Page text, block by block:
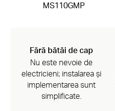
MS110GMP
Fără bătăi de cap
Nu este nevoie de
electricieni; instalarea și
implementarea sunt
simplificate.